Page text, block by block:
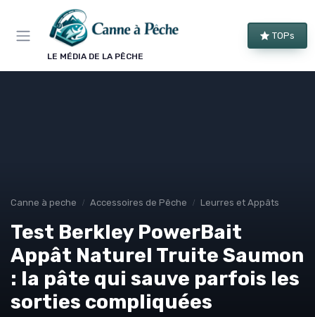
LE MÉDIA DE LA PÊCHE
TOPs
Canne à peche Accessoires de Pêche Leurres et Appâts
Test Berkley PowerBait
Appât Naturel Truite Saumon
: la pâte qui sauve parfois les
sorties compliquées
Panneau de gestion des cookies